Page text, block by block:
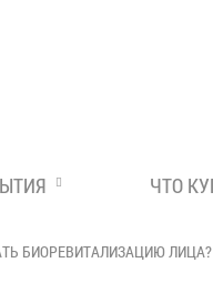
ЧТО
БИОРЕВИТАЛИЗАЦИЮ ЛИЦА?